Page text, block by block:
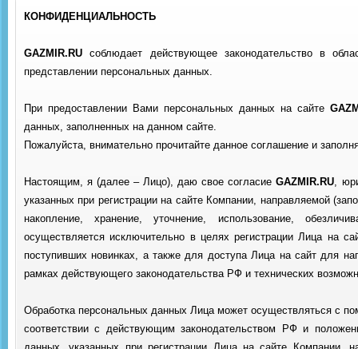
КОНФИДЕНЦИАЛЬНОСТЬ
GAZMIR.RUсоблюдает действующее законодательство в
представлении персональных данных.
При предоставлении Вами персональных данных на сайте
данных, заполненных на данном сайте.
Пожалуйста, внимательно прочитайте данное соглашение и
Настоящим, я (далее – Лицо), даю свое согласиеGAZMIR.RU,
указанных при регистрации на сайте Компании, направляемой
накопление, хранение, уточнение, использование,
осуществляется исключительно в целях регистрации Лица на
поступивших новинках, а также для доступа Лица на сайт для
рамках действующего законодательства РФ и технических
Обработка персональных данных Лица может осуществляться с
соответствии с действующим законодательством РФ и